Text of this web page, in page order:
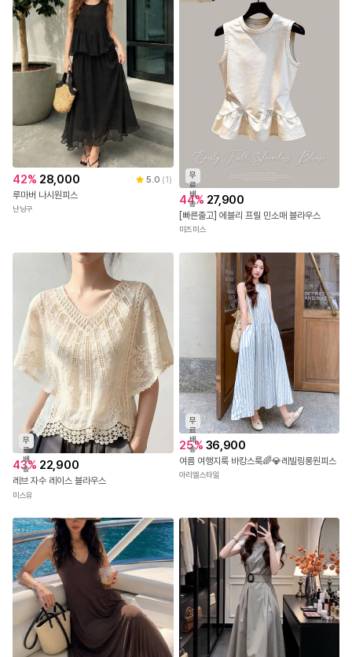
42% 28,000 5.0 (1)
루마버 나시원피스
난닝구
무
료
배
송
44% 27,900
[빠른출고] 에블리 프릴 민소매 블라우스
미즈미스
무
료
배
송
43% 22,900
레브 자수 레이스 블라우스
미스유
무
료
배
송
25% 36,900
여름 여행지룩 바캉스룩🌈💎레빌링롱원피스
아리엘스타일